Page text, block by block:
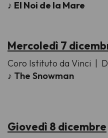
♪ El Noi de la Mare
Mercoledì 7
Coro Istituto da Vinci |
♪ The Snowman
Giovedì 8 dicembre